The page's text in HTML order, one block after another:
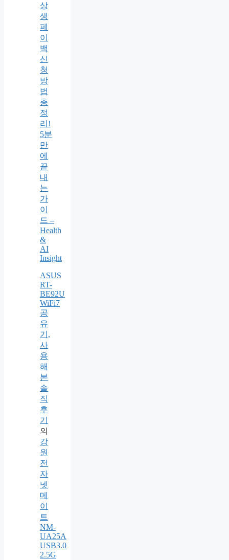
상
생
페
이
백
신
청
방
법
총
정
리!
5분
만
에
끝
내
는
가
이
드 –
Health
&
AI
Insight
ASUS
RT-
BE92U
WiFi7
공
유
기,
사
용
해
본
솔
직
후
기
의
강
원
전
자
넷
메
이
트
NM-
UA25A
USB3.0
2.5G